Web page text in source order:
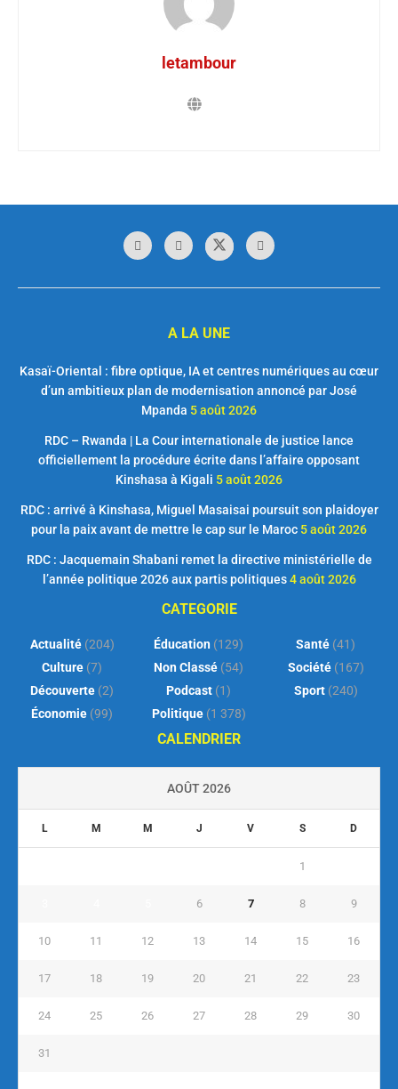
letambour
A LA UNE
Kasaï-Oriental : fibre optique, IA et centres numériques au cœur
d’un ambitieux plan de modernisation annoncé par José
Mpanda 5 août 2026
RDC – Rwanda | La Cour internationale de justice lance
officiellement la procédure écrite dans l’affaire opposant
Kinshasa à Kigali 5 août 2026
RDC : arrivé à Kinshasa, Miguel Masaisai poursuit son plaidoyer
pour la paix avant de mettre le cap sur le Maroc 5 août 2026
RDC : Jacquemain Shabani remet la directive ministérielle de
l’année politique 2026 aux partis politiques 4 août 2026
CATEGORIE
Actualité(204)
Culture (7)
Découverte (2)
Économie (99)
Éducation (129)
Non Classé (54)
Podcast (1)
Politique(1 378)
Santé (41)
Société(167)
Sport(240)
CALENDRIER
AOÛT 2026
L M M J V S D
1
6 7 8 9
10 11 12 13 14 15 16
17 18 19 20 21 22 23
24 25 26 27 28 29 30
31